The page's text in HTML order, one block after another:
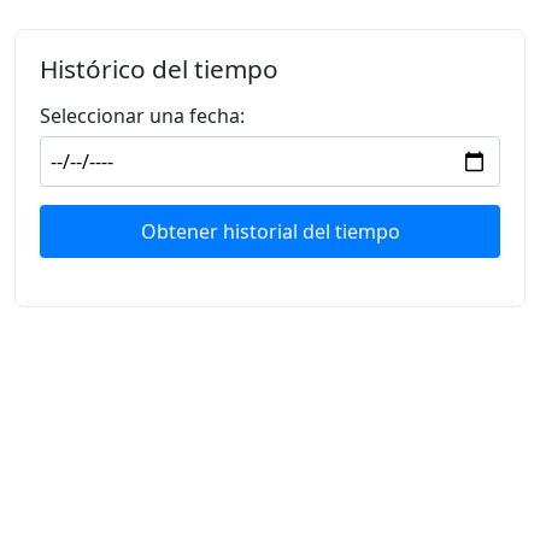
Histórico del tiempo
Seleccionar una fecha:
Obtener historial del tiempo